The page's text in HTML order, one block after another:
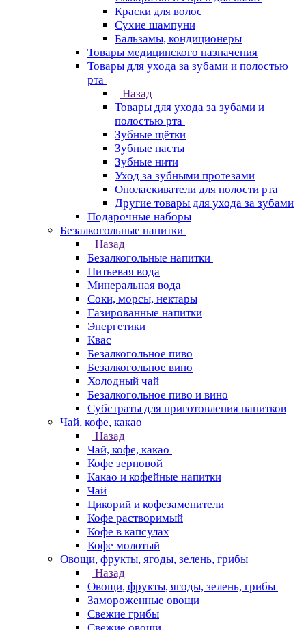
Краски для волос
Сухие шампуни
Бальзамы, кондиционеры
Товары медицинского назначения
Товары для ухода за зубами и полостью
рта
Назад
Товары для ухода за зубами и
полостью рта
Зубные щётки
Зубные пасты
Зубные нити
Уход за зубными протезами
Ополаскиватели для полости рта
Другие товары для ухода за зубами
Подарочные наборы
Безалкогольные напитки
Назад
Безалкогольные напитки
Питьевая вода
Минеральная вода
Соки, морсы, нектары
Газированные напитки
Энергетики
Квас
Безалкогольное пиво
Безалкогольное вино
Холодный чай
Безалкогольное пиво и вино
Субстраты для приготовления напитков
Чай, кофе, какао
Назад
Чай, кофе, какао
Кофе зерновой
Какао и кофейные напитки
Чай
Цикорий и кофезаменители
Кофе растворимый
Кофе в капсулах
Кофе молотый
Овощи, фрукты, ягоды, зелень, грибы
Назад
Овощи, фрукты, ягоды, зелень, грибы
Замороженные овощи
Свежие грибы